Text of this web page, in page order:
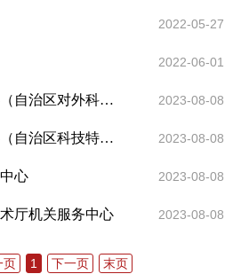
2022-05-27
2022-06-01
自治区科技项目服务中心（自治区对外科技交流服务中心） 2023-08-08
自治区科技人才开发中心（自治区科技特派员服务中心） 2023-08-08
心 2023-08-08
厅机关服务中心 2023-08-08
页 1 下一页 末页